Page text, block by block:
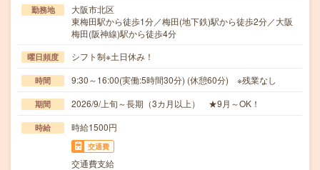
勤務地
大阪市北区
東梅田駅から徒歩1分／梅田(地下鉄)駅から徒歩2分／大阪
梅田(阪神線)駅から徒歩4分
曜日頻度 シフト制※土日休み！
時間 9:30～16:00(実働:5時間30分) (休憩60分) ※残業なし
期間 2026/9/上旬～長期（3カ月以上） ★9月～OK！
時給 時給1500円
交通費
交通費支給